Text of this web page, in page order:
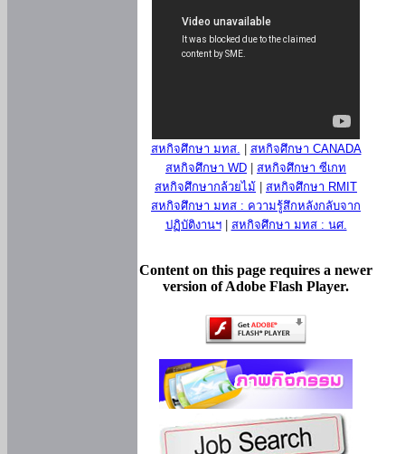
สหกิจศึกษา มทส.
สหกิจศึกษา CANADA
สหกิจศึกษา WD
สหกิจศึกษา ซีเกท
สหกิจศึกษากล้วยไม้
สหกิจศึกษา RMIT
สหกิจศึกษา มทส : ความรู้สึกหลังกลับจาก
ปฏิบัติงานฯ| สหกิจศึกษา มทส : นศ.
Content on this page requires a newer
version of Adobe Flash Player.